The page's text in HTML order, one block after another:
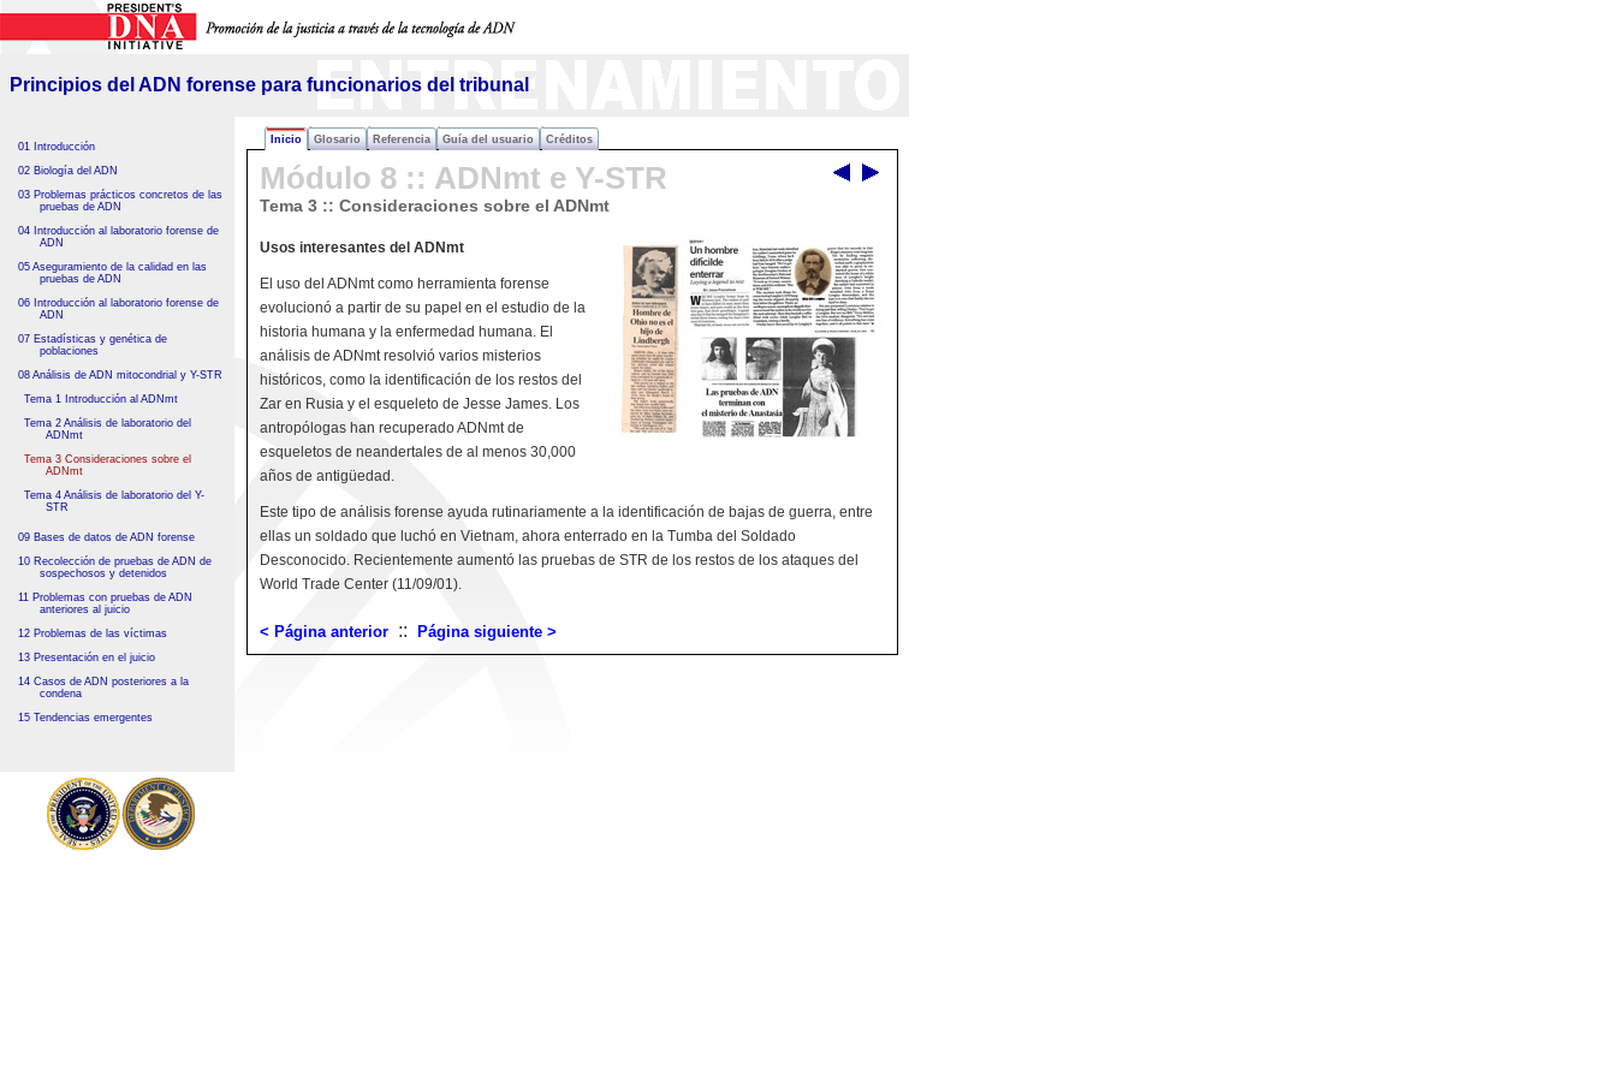
para funcionarios del tribunal
Principios del ADN forense para funcionarios del tribunal
Inicio Glosario Referencia Guía del usuario Créditos
01 Introducción
02 Biología del ADN
03 Problemas prácticos concretos de las
pruebas de ADN
04 Introducción al laboratorio forense de
ADN
05 Aseguramiento de la calidad en las
pruebas de ADN
06 Introducción al laboratorio forense de
ADN
07 Estadísticas y genética de
poblaciones
08 Análisis de ADN mitocondrial y Y-STR
Tema 1 Introducción al ADNmt
Tema 2 Análisis de laboratorio del
ADNmt
Tema 3 Consideraciones sobre el
ADNmt
Tema 4 Análisis de laboratorio del Y-
STR
09 Bases de datos de ADN forense
10 Recolección de pruebas de ADN de
sospechosos y detenidos
11 Problemas con pruebas de ADN
anteriores al juicio
12 Problemas de las víctimas
13 Presentación en el juicio
14 Casos de ADN posteriores a la
condena
15 Tendencias emergentes
Módulo 8 :: ADNmt e Y-STR
Tema 3 :: Consideraciones sobre el ADNmt
Usos interesantes del ADNmt
El uso del ADNmt como herramienta forense
evolucionó a partir de su papel en el estudio de la
historia humana y la enfermedad humana. El
análisis de ADNmt resolvió varios misterios
históricos, como la identificación de los restos del
Zar en Rusia y el esqueleto de Jesse James. Los
antropólogas han recuperado ADNmt de
esqueletos de neandertales de al menos 30,000
años de antigüedad.
Este tipo de análisis forense ayuda rutinariamente a la identificación de bajas de guerra, entre
ellas un soldado que luchó en Vietnam, ahora enterrado en la Tumba del Soldado
Desconocido. Recientemente aumentó las pruebas de STR de los restos de los ataques del
World Trade Center (11/09/01).
< Página anterior :: Página siguiente >